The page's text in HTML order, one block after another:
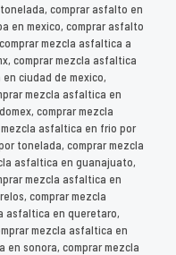
comprar asfalto en
en mexico, comprar asfalto
mezcla asfaltica a
comprar mezcla asfaltica
ciudad de mexico,
mezcla asfaltica en
comprar mezcla
asfaltica en frio por
tonelada, comprar mezcla
asfaltica en guanajuato,
mezcla asfaltica en
comprar mezcla
asfaltica en queretaro,
mezcla asfaltica en
en sonora, comprar mezcla